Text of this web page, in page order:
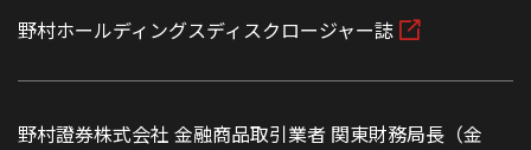
野村ホールディングスディスクロージャー誌
野村證券株式会社 金融商品取引業者 関東財務局長（金